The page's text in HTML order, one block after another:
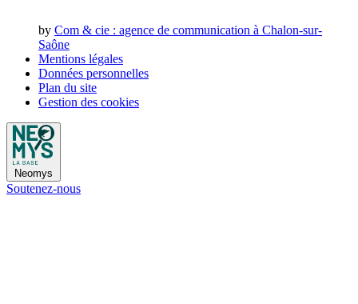
by Com & cie : agence de communication à Chalon-sur-
Saône
Mentions légales
Données personnelles
Plan du site
Gestion des cookies
Neomys
Soutenez-nous